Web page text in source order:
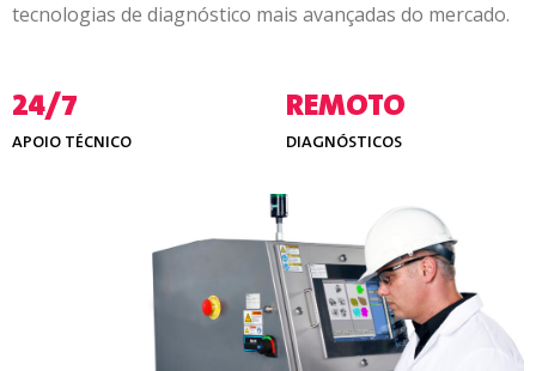
tecnologias de diagnóstico mais avançadas do mercado.
24/7
APOIO TÉCNICO
REMOTO
DIAGNÓSTICOS